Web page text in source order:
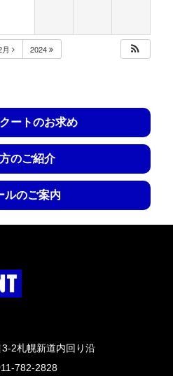
月 2024
ートのお求め
のご紹介
ルのご案内
2札幌新道内回り沿
782-2828